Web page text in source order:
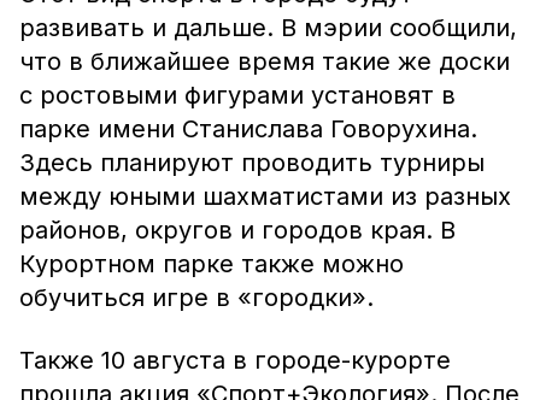
развивать и дальше. В мэрии сообщили,
что в ближайшее время такие же доски
с ростовыми фигурами установят в
парке имени Станислава Говорухина.
Здесь планируют проводить турниры
между юными шахматистами из разных
районов, округов и городов края. В
Курортном парке также можно
обучиться игре в «городки».
Также 10 августа в городе-курорте
прошла акция «Спорт+Экология». После